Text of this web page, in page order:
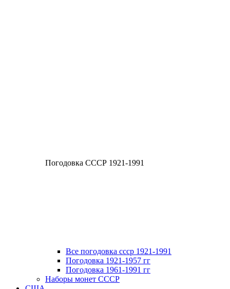
Погодовка СССР 1921-1991
Все погодовка ссср 1921-1991
Погодовка 1921-1957 гг
Погодовка 1961-1991 гг
Наборы монет СССР